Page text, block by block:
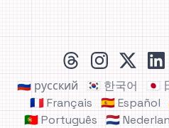
linkedin
x
instagram
threads
🇯🇵
🇰🇷 한국어
🇷🇺 русский
🇪🇸 Español
🇫🇷 Français
🇳🇱
🇵🇹 Português